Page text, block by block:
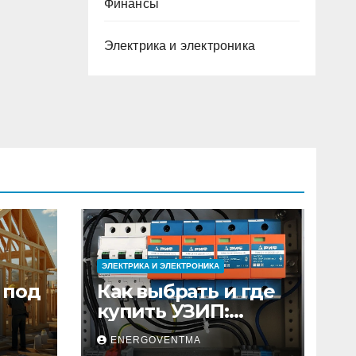
Финансы
Электрика и электроника
под
ЭЛЕКТРИКА И ЭЛЕКТРОНИКА
Как выбрать и где
купить УЗИП:
особенности
устройств защиты
ENERGOVENTMA